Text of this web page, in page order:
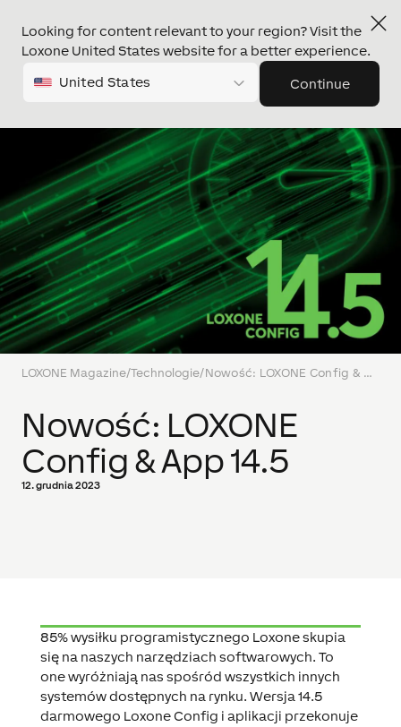
Looking for content relevant to your region? Visit the
Loxone United States website for a better experience.
United States Continue
LOXONE Magazine/Technologie/ Nowość: LOXONE Config & App 14.5
Nowość: LOXONE
Config & App 14.5
12. grudnia 2023
85% wysiłku programistycznego Loxone skupia
się na naszych narzędziach softwarowych. To
one wyróżniają nas spośród wszystkich innych
systemów dostępnych na rynku. Wersja 14.5
darmowego Loxone Config i aplikacji przekonuje